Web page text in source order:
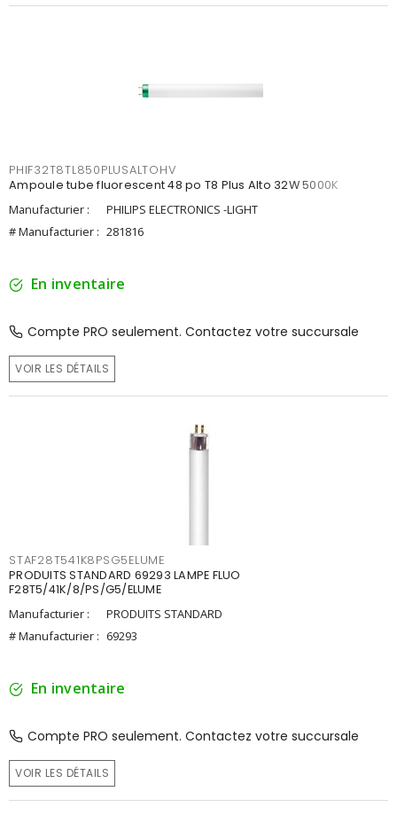
PHIF32T8TL850PLUSALTOHV
Ampoule tube fluorescent 48 po T8 Plus Alto 32W 5000K
Manufacturier :
PHILIPS ELECTRONICS -LIGHT
# Manufacturier : 281816
En inventaire
Compte PRO seulement. Contactez votre succursale
VOIR LES DÉTAILS
STAF28T541K8PSG5ELUME
PRODUITS STANDARD 69293 LAMPE FLUO
F28T5/41K/8/PS/G5/ELUME
Manufacturier :
PRODUITS STANDARD
# Manufacturier : 69293
En inventaire
Compte PRO seulement. Contactez votre succursale
VOIR LES DÉTAILS